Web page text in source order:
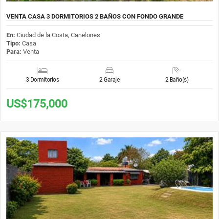
VENTA CASA 3 DORMITORIOS 2 BAÑOS CON FONDO GRANDE
En: Ciudad de la Costa, Canelones
Tipo: Casa
Para: Venta
3 Dormitorios 2 Garaje 2 Baño(s)
US$175,000